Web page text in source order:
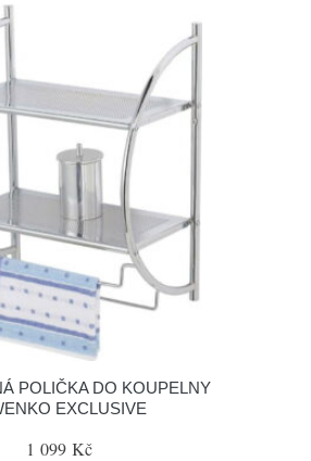
POLIČKA DO KOUPELNY
EXCLUSIVE
1 099 Kč